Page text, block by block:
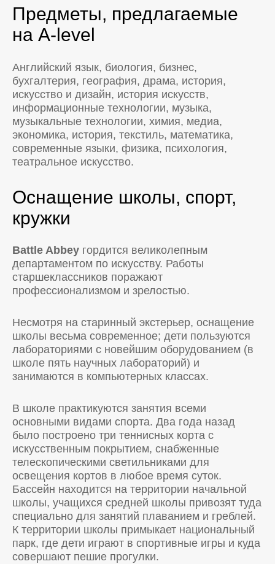
Предметы, предлагаемые
на A-level
Английский язык, биология, бизнес,
бухгалтерия, география, драма, история,
искусство и дизайн, история искусств,
информационные технологии, музыка,
музыкальные технологии, химия, медиа,
экономика, история, текстиль, математика,
современные языки, физика, психология,
театральное искусство.
Оснащение школы, спорт,
кружки
Battle Abbey гордится великолепным
департаментом по искусству. Работы
старшеклассников поражают
профессионализмом и зрелостью.
Несмотря на старинный экстерьер, оснащение
школы весьма современное; дети пользуются
лабораториями с новейшим оборудованием (в
школе пять научных лабораторий) и
занимаются в компьютерных классах.
В школе практикуются занятия всеми
основными видами спорта. Два года назад
было построено три теннисных корта с
искусственным покрытием, снабженные
телескопическими светильниками для
освещения кортов в любое время суток.
Бассейн находится на территории начальной
школы, учащихся средней школы привозят туда
специально для занятий плаванием и греблей.
К территории школы примыкает национальный
парк, где дети играют в спортивные игры и куда
совершают пешие прогулки.